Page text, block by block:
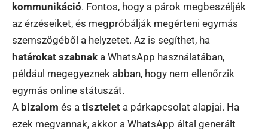
kommunikáció. Fontos, hogy a párok megbeszéljék
az érzéseiket, és megpróbálják megérteni egymás
szemszögéből a helyzetet. Az is segíthet, ha
határokat szabnak a WhatsApp használatában,
például megegyeznek abban, hogy nem ellenőrzik
egymás online státuszát.
A bizalom és a tisztelet a párkapcsolat alapjai. Ha
ezek megvannak, akkor a WhatsApp által generált